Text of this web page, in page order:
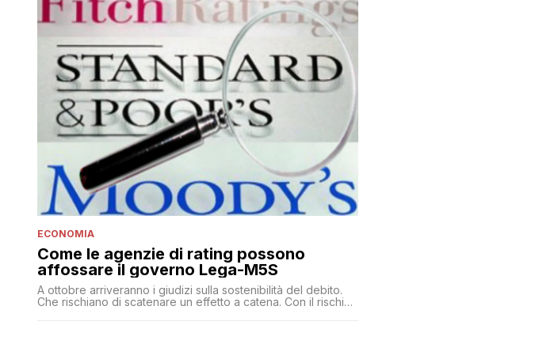
ECONOMIA
Come le agenzie di rating possono
affossare il governo Lega-M5S
A ottobre arriveranno i giudizi sulla sostenibilità del debito.
Che rischiano di scatenare un effetto a catena. Con il rischio